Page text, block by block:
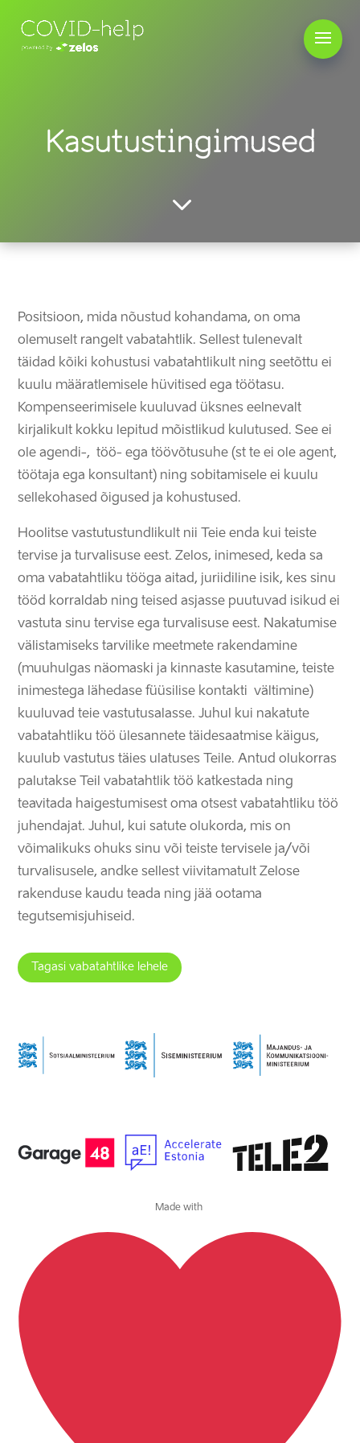
Kasutustingimused
3
Positsioon, mida nõustud kohandama, on oma
olemuselt rangelt vabatahtlik. Sellest tulenevalt
täidad kõiki kohustusi vabatahtlikult ning seetõttu ei
kuulu määratlemisele hüvitised ega töötasu.
Kompenseerimisele kuuluvad üksnes eelnevalt
kirjalikult kokku lepitud mõistlikud kulutused. See ei
ole agendi-, töö- ega töövõtusuhe (st te ei ole agent,
töötaja ega konsultant) ning sobitamisele ei kuulu
sellekohased õigused ja kohustused.
Hoolitse vastutustundlikult nii Teie enda kui teiste
tervise ja turvalisuse eest. Zelos, inimesed, keda sa
oma vabatahtliku tööga aitad, juriidiline isik, kes sinu
tööd korraldab ning teised asjasse puutuvad isikud ei
vastuta sinu tervise ega turvalisuse eest. Nakatumise
välistamiseks tarvilike meetmete rakendamine
(muuhulgas näomaski ja kinnaste kasutamine, teiste
inimestega lähedase füüsilise kontakti vältimine)
kuuluvad teie vastutusalasse. Juhul kui nakatute
vabatahtliku töö ülesannete täidesaatmise käigus,
kuulub vastutus täies ulatuses Teile. Antud olukorras
palutakse Teil vabatahtlik töö katkestada ning
teavitada haigestumisest oma otsest vabatahtliku töö
juhendajat. Juhul, kui satute olukorda, mis on
võimalikuks ohuks sinu või teiste tervisele ja/või
turvalisusele, andke sellest viivitamatultZelose
rakenduse kaudu teada ning jää ootama
tegutsemisjuhiseid.
Tagasi vabatahtlike lehele
Made with